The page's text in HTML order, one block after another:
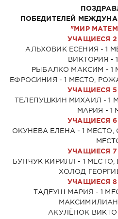
ПОБЕДИТЕЛЕЙ
"МИР
УЧАЩИЕСЯ 2
АЛЬХОВИК ЕСЕНИЯ - 1
ВИКТОРИЯ -
РЫБАЛКО МАКСИМ - 1
ЕФРОСИНИЯ - 1 МЕСТО,
УЧАЩИЕСЯ 5
ТЕЛЕПУШКИН МИХАИЛ - 1
МАРИЯ - 1
УЧАЩИЕСЯ 6
ОКУНЕВА ЕЛЕНА - 1 МЕСТО,
УЧАЩИЕСЯ 7
БУНЧУК КИРИЛЛ - 1 МЕСТО,
ХОЛОД
УЧАЩИЕСЯ 8
ТАДЕУШ МАРИЯ - 1
МАКСИМИЛИАН
АКУЛЁНОК